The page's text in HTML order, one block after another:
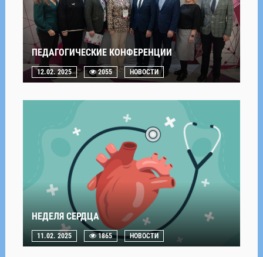
ПЕДАГОГИЧЕСКИЕ КОНФЕРЕНЦИИ
12.02. 2025 2055 НОВОСТИ
НЕДЕЛЯ СЕРДЦА
11.02. 2025 1865 НОВОСТИ